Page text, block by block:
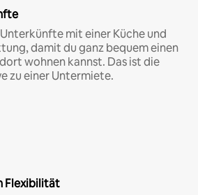
mit einer Küche und
damit du ganz bequem einen
wohnen kannst. Das ist die
zu einer Untermiete.
Flexibilität